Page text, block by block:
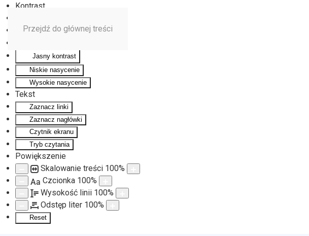
Kontrast
Monochromatyczny
Jasny kontrast
Niskie nasycenie
Wysokie nasycenie
Tekst
Zaznacz linki
Zaznacz nagłówki
Czytnik ekranu
Tryb czytania
Powiększenie
Skalowanie treści 100%
Aa Czcionka 100%
Wysokość linii 100%
Odstęp liter 100%
Reset
Przejdź do głównej treści